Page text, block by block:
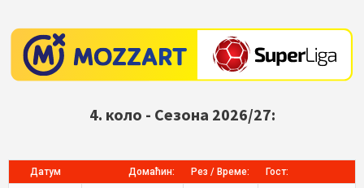
4. коло - Сезона 2026/27:
Датум Домаћин: Рез / Време: Гост: